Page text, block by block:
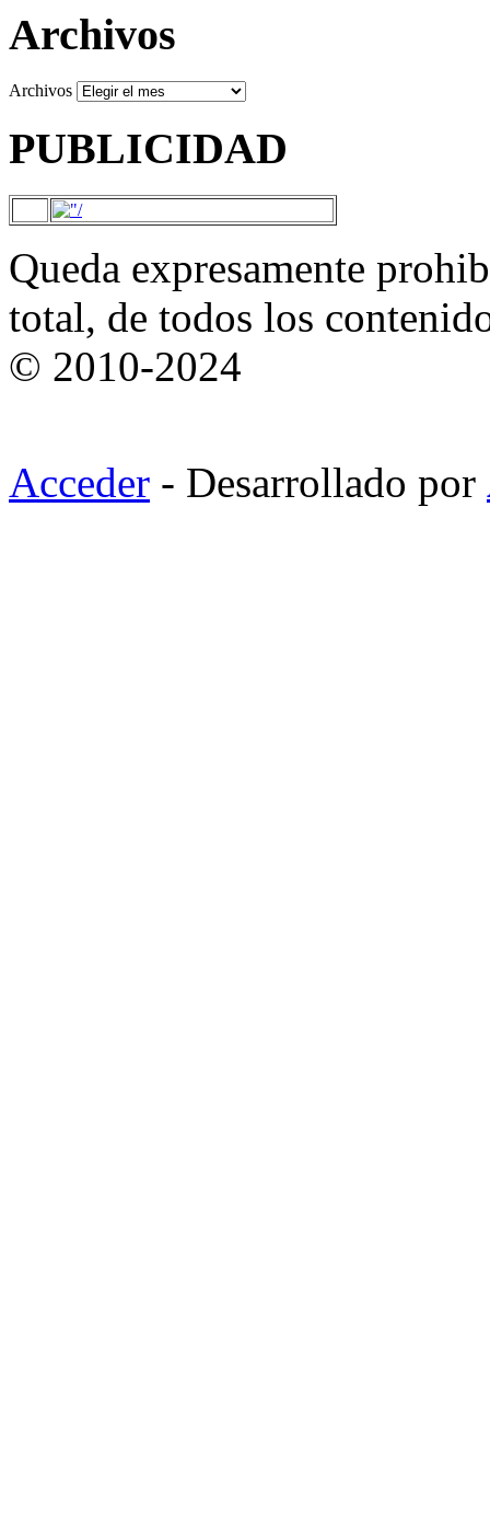
Archivos
Archivos
PUBLICIDAD
Queda expresamente
total, de todos los
© 2010-2024
Acceder - Desarrollado por